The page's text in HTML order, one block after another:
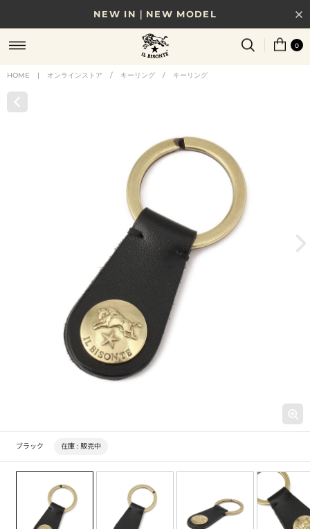
NEW IN｜NEW MODEL
8/17(月)10時まで｜税込11,000円以上で送料無料
贈る相手やシーンから選べる、新しいギフトガイド
0
HOME | オンラインストア / キーリング / キーリング
ブラック 在庫 : 販売中